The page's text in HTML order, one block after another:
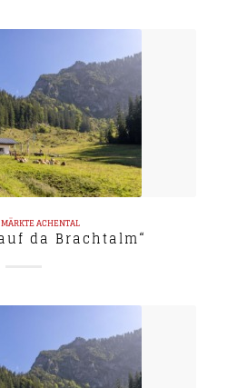
ACHENTAL
da Brachtalm“